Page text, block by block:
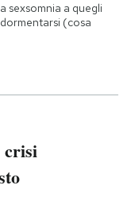
sexsomnia a quegli
(cosa
crisi